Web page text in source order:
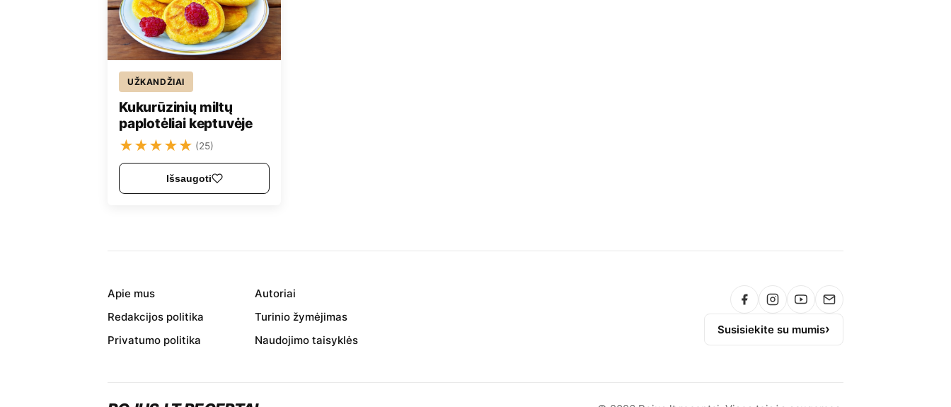
UŽKANDŽIAI
Kukurūzinių miltų
paplotėliai keptuvėje
★★★★★ (25)
Išsaugoti
Apie mus
Autoriai
Redakcijos politika
Turinio žymėjimas
Privatumo politika
Naudojimo taisyklės
Susisiekite su mumis